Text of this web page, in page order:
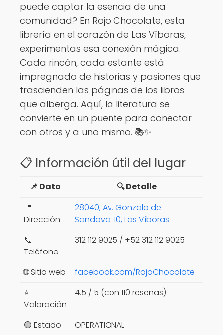
puede captar la esencia de una
comunidad? En Rojo Chocolate, esta
librería en el corazón de Las Víboras,
experimentas esa conexión mágica.
Cada rincón, cada estante está
impregnado de historias y pasiones que
trascienden las páginas de los libros
que alberga. Aquí, la literatura se
convierte en un puente para conectar
con otros y a uno mismo. 📚✨
📋 Información útil del lugar
📌 Dato
🔍 Detalle
📍
Dirección
28040, Av. Gonzalo de
Sandoval 10, Las Víboras
📞
Teléfono
312 112 9025 / +52 312 112 9025
🌐 Sitio web
facebook.com/RojoChocolate
⭐
Valoración
4.5 / 5 (con 110 reseñas)
🟢 Estado
OPERATIONAL